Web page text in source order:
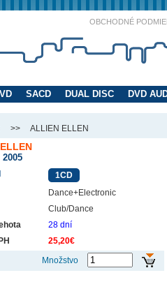
OBCHODNÉ
SACD DUAL DISC DVD
>> ALLIEN ELLEN
2005
1CD
Dance+Electronic
Club/Dance
28 dní
25,20€
Množstvo